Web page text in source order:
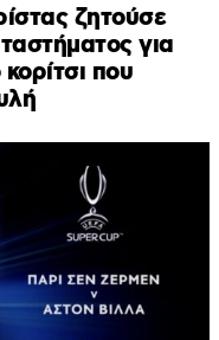
ζητούσε
για
που